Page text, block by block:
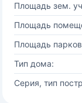
Площадь зем.
Площадь
Площадь
Тип дома:
Серия, тип